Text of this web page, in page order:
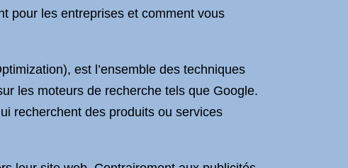
pour les entreprises et comment vous
est l’ensemble des techniques
les moteurs de recherche tels que Google.
recherchent des produits ou services